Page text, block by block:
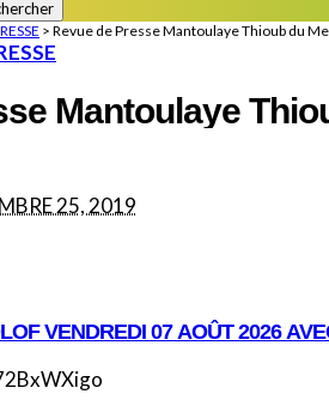
> Revue de Presse Mantoulaye Thioub du
Mantoulaye
25, 2019
VENDREDI 07 AOÛT 2026